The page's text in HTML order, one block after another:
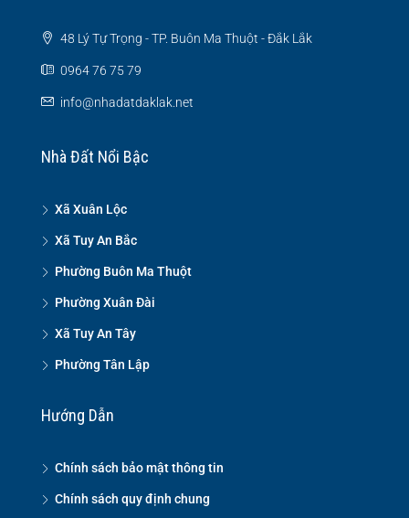
48 Lý Tự Trọng - TP. Buôn Ma Thuột - Đắk Lắk
0964 76 75 79
info@nhadatdaklak.net
Nhà Đất Nổi Bậc
Xã Xuân Lộc
Xã Tuy An Bắc
Phường Buôn Ma Thuột
Phường Xuân Đài
Xã Tuy An Tây
Phường Tân Lập
Hướng Dẫn
Chính sách bảo mật thông tin
Chính sách quy định chung